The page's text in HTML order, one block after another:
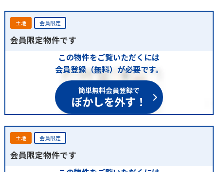
土地 会員限定
会員限定物件です
この物件をご覧いただくには
会員登録（無料）が必要です。
簡単無料会員登録で
ぼかしを外す！
土地 会員限定
会員限定物件です